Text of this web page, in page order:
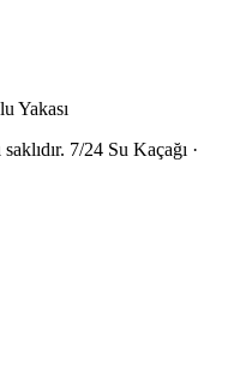
Yakası
7/24 Su Kaçağı ·